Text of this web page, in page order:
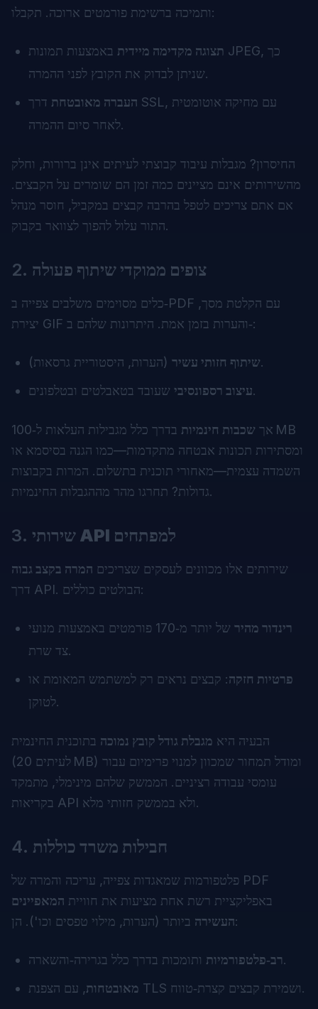
ותמיכה ברשימת פורמטים ארוכה. תקבלו:
תצוגה מקדימה מיידית באמצעות תמונות JPEG, כך
שניתן לבדוק את הקובץ לפני ההמרה.
העברה מאובטחת דרך SSL, עם מחיקה אוטומטית
לאחר סיום ההמרה.
החיסרון? מגבלות עיבוד קבוצתי לעיתים אינן ברורות, וחלק
מהשירותים אינם מציינים כמה זמן הם שומרים על הקבצים.
אם אתם צריכים לטפל בהרבה קבצים במקביל, חוסר מנהל
התור עלול להפוך לצוואר בקבוק.
2. צופים ממוקדי שיתוף פעולה
כלים מסוימים משלבים צפייה ב‑PDF עם הקלטת מסך,
יצירת GIF והערות בזמן אמת. היתרונות שלהם ב‑:
שיתוף חזותי עשיר(הערות, היסטוריית גרסאות).
עיצוב רספונסיבישעובד בטאבלטים ובטלפונים.
אך שכבות חינמיות
בדרך כלל מגבילות העלאות ל‑100 MB
ומסתירות תכונות אבטחה מתקדמות—כמו הגנה בסיסמא או
השמדה עצמית—מאחורי תוכנית בתשלום. המרות בקבוצות
גדולות? תחרגו מהר מההגבלות החינמיות.
3. שירותי API למפתחים
שירותים אלו מכוונים לעסקים שצריכים המרה בקצב גבוה
דרך API. הבולטים כוללים:
רינדור מהיר
של יותר מ‑170 פורמטים באמצעות מנועי
צד שרת.
פרטיות חזקה: קבצים נראים רק למשתמש המאומת או
לטוקן.
הבעיה היא מגבלת גודל קובץ נמוכה בתוכנית החינמית
(לעיתים 20 MB) ומודל תמחור שמכוון למנוי פרימיום עבור
עומסי עבודה רציניים. הממשק שלהם מינימלי, מתמקד
בקריאות API ולא בממשק חזותי מלא.
4. חבילות משרד כוללות
פלטפורמות שמאגדות צפייה, עריכה והמרה של PDF
באפליקציית רשת אחת מציעות את חוויית המאפיינים
העשירהביותר (הערות, מילוי טפסים וכו'). הן:
רב‑פלטפורמיותותומכות בדרך כלל בגרירה‑והשארה.
מאובטחות
, עם הצפנת TLS ושמירת קבצים קצרת‑טווח.